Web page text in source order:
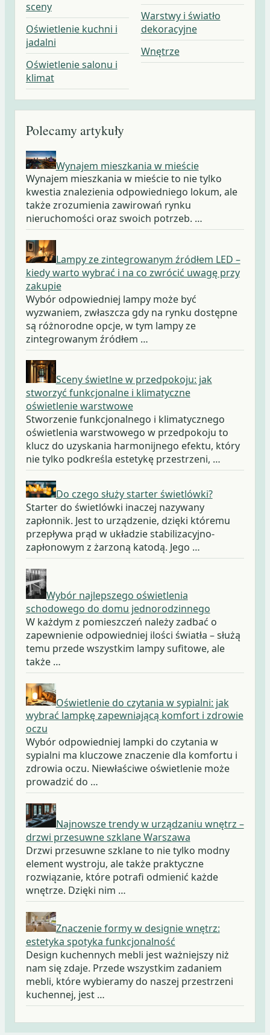
sceny
Oświetlenie kuchni i
jadalni
Oświetlenie salonu i
klimat
Warstwy i światło
dekoracyjne
Wnętrze
Polecamy artykuły
Wynajem mieszkania w mieście
Wynajem mieszkania w mieście to nie tylko
kwestia znalezienia odpowiedniego lokum, ale
także zrozumienia zawirowań rynku
nieruchomości oraz swoich potrzeb. …
Lampy ze zintegrowanym źródłem LED –
kiedy warto wybrać i na co zwrócić uwagę przy
zakupie
Wybór odpowiedniej lampy może być
wyzwaniem, zwłaszcza gdy na rynku dostępne
są różnorodne opcje, w tym lampy ze
zintegrowanym źródłem …
Sceny świetlne w przedpokoju: jak
stworzyć funkcjonalne i klimatyczne
oświetlenie warstwowe
Stworzenie funkcjonalnego i klimatycznego
oświetlenia warstwowego w przedpokoju to
klucz do uzyskania harmonijnego efektu, który
nie tylko podkreśla estetykę przestrzeni, …
Do czego służy starter świetlówki?
Starter do świetlówki inaczej nazywany
zapłonnik. Jest to urządzenie, dzięki któremu
przepływa prąd w układzie stabilizacyjno-
zapłonowym z żarzoną katodą. Jego …
Wybór najlepszego oświetlenia
schodowego do domu jednorodzinnego
W każdym z pomieszczeń należy zadbać o
zapewnienie odpowiedniej ilości światła – służą
temu przede wszystkim lampy sufitowe, ale
także …
Oświetlenie do czytania w sypialni: jak
wybrać lampkę zapewniającą komfort i zdrowie
oczu
Wybór odpowiedniej lampki do czytania w
sypialni ma kluczowe znaczenie dla komfortu i
zdrowia oczu. Niewłaściwe oświetlenie może
prowadzić do …
Najnowsze trendy w urządzaniu wnętrz –
drzwi przesuwne szklane Warszawa
Drzwi przesuwne szklane to nie tylko modny
element wystroju, ale także praktyczne
rozwiązanie, które potrafi odmienić każde
wnętrze. Dzięki nim …
Znaczenie formy w designie wnętrz:
estetyka spotyka funkcjonalność
Design kuchennych mebli jest ważniejszy niż
nam się zdaje. Przede wszystkim zadaniem
mebli, które wybieramy do naszej przestrzeni
kuchennej, jest …